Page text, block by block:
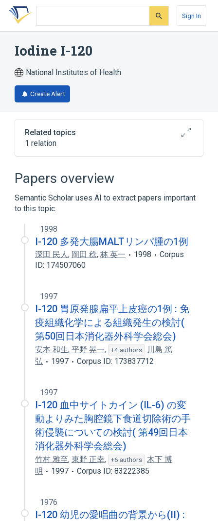
Skip
search
Skip
Skip
account
Sign In
Iodine I-120
National Institutes of Health
Create Alert
Related topics
1 relation
IODINE I-120 10 g in 1 kg TOPICAL
Papers overview
Semantic Scholar uses AI to extract papers important
to this topic.
1998
I-120 多発大腸MALTリンパ腫の1例
深田 民人, 岡田 稔, 林 英一 1998
Corpus
ID: 174507060
1997
I-120 胃原発腺扁平上皮癌の1例 : 免
疫組織化学による組織発生の検討(
第50回日本消化器外科学会総会)
安本 和生, 平野 晃一, +4 authors
川島 篤
弘
1997 Corpus ID: 173837712
1997
I-120 血中サイトカイン (IL-6) の変
動よりみた胸腔鏡下食道切除術の手
術侵襲についての検討( 第49回日本
消化器外科学会総会)
竹村 雅至, 東野 正幸, +6 authors
木下 博
明
1997 Corpus ID: 83222385
1976
I-120 幼児の愛唱曲の背景から(II) :